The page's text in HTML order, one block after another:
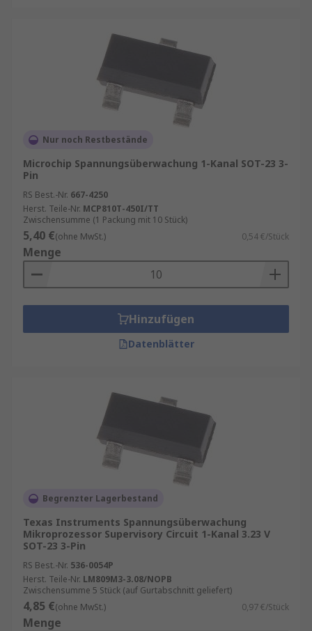
Nur noch Restbestände
Microchip Spannungsüberwachung 1-Kanal SOT-23 3-
Pin
RS Best.-Nr. 667-4250
Herst. Teile-Nr. MCP810T-450I/TT
Zwischensumme (1 Packung mit 10 Stück)
5,40 €(ohne MwSt.) 0,54 €/Stück
Menge
Hinzufügen
Datenblätter
Begrenzter Lagerbestand
Texas Instruments Spannungsüberwachung
Mikroprozessor Supervisory Circuit 1-Kanal 3.23 V
SOT-23 3-Pin
RS Best.-Nr. 536-0054P
Herst. Teile-Nr. LM809M3-3.08/NOPB
Zwischensumme 5 Stück (auf Gurtabschnitt geliefert)
4,85 €(ohne MwSt.) 0,97 €/Stück
Menge